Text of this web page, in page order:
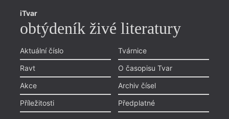
iTvar
obtýdeník živé literatury
Aktuální číslo
Ravt
Akce
Příležitosti
Tvárnice
O časopisu Tvar
Archiv čísel
Předplatné